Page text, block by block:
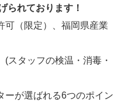
られております！
（限定）、福岡県産業
タッフの検温・消毒・
が選ばれる6つのポイン